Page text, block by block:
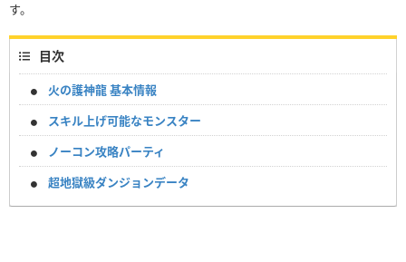
す。
目次
火の護神龍 基本情報
スキル上げ可能なモンスター
ノーコン攻略パーティ
超地獄級ダンジョンデータ